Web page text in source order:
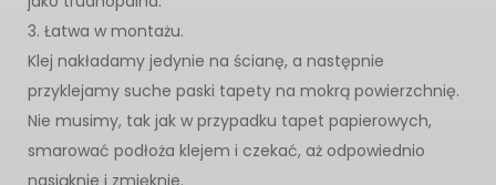
3. Łatwa w montażu.
Klej nakładamy jedynie na ścianę, a następnie
przyklejamy suche paski tapety na mokrą powierzchnię.
Nie musimy, tak jak w przypadku tapet papierowych,
smarować podłoża klejem i czekać, aż odpowiednio
nasiąknie i zmięknie.